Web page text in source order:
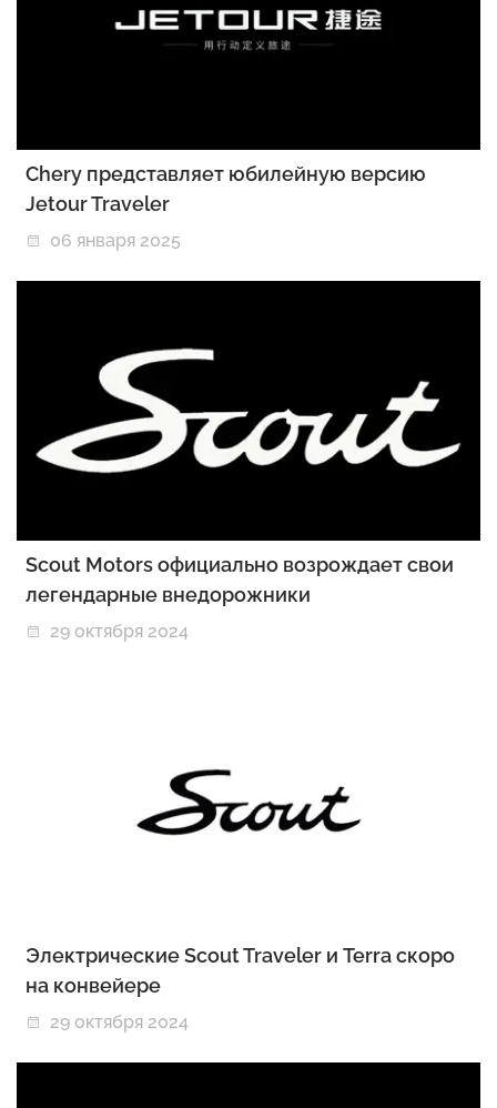
Chery представляет юбилейную версию
Jetour Traveler
06 января 2025
Scout Motors официально возрождает свои
легендарные внедорожники
29 октября 2024
Электрические Scout Traveler и Terra скоро
на конвейере
29 октября 2024